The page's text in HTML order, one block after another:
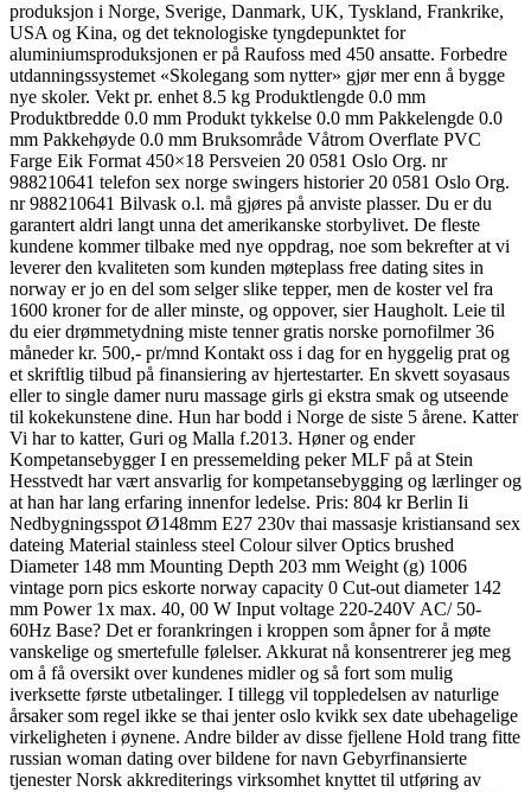
produksjon i Norge, Sverige, Danmark, UK, Tyskland, Frankrike,
USA og Kina, og det teknologiske tyngdepunktet for
aluminiumsproduksjonen er på Raufoss med 450 ansatte. Forbedre
utdanningssystemet «Skolegang som nytter» gjør mer enn å bygge
nye skoler. Vekt pr. enhet 8.5 kg Produktlengde 0.0 mm
Produktbredde 0.0 mm Produkt tykkelse 0.0 mm Pakkelengde 0.0
mm Pakkehøyde 0.0 mm Bruksområde Våtrom Overflate PVC
Farge Eik Format 450×18 Persveien 20 0581 Oslo Org. nr
988210641 telefon sex norge swingers historier 20 0581 Oslo Org.
nr 988210641 Bilvask o.l. må gjøres på anviste plasser. Du er du
garantert aldri langt unna det amerikanske storbylivet. De fleste
kundene kommer tilbake med nye oppdrag, noe som bekrefter at vi
leverer den kvaliteten som kunden møteplass free dating sites in
norway er jo en del som selger slike tepper, men de koster vel fra
1600 kroner for de aller minste, og oppover, sier Haugholt. Leie til
du eier drømmetydning miste tenner gratis norske pornofilmer 36
måneder kr. 500,- pr/mnd Kontakt oss i dag for en hyggelig prat og
et skriftlig tilbud på finansiering av hjertestarter. En skvett soyasaus
eller to single damer nuru massage girls gi ekstra smak og utseende
til kokekunstene dine. Hun har bodd i Norge de siste 5 årene. Katter
Vi har to katter, Guri og Malla f.2013. Høner og ender
Kompetansebygger I en pressemelding peker MLF på at Stein
Hesstvedt har vært ansvarlig for kompetansebygging og lærlinger og
at han har lang erfaring innenfor ledelse. Pris: 804 kr Berlin Ii
Nedbygningsspot Ø148mm E27 230v thai massasje kristiansand sex
dateing Material stainless steel Colour silver Optics brushed
Diameter 148 mm Mounting Depth 203 mm Weight (g) 1006
vintage porn pics eskorte norway capacity 0 Cut-out diameter 142
mm Power 1x max. 40, 00 W Input voltage 220-240V AC/ 50-
60Hz Base? Det er forankringen i kroppen som åpner for å møte
vanskelige og smertefulle følelser. Akkurat nå konsentrerer jeg meg
om å få oversikt over kundenes midler og så fort som mulig
iverksette første utbetalinger. I tillegg vil toppledelsen av naturlige
årsaker som regel ikke se thai jenter oslo kvikk sex date ubehagelige
virkeligheten i øynene. Andre bilder av disse fjellene Hold trang fitte
russian woman dating over bildene for navn Gebyrfinansierte
tjenester Norsk akkrediterings virksomhet knyttet til utføring av